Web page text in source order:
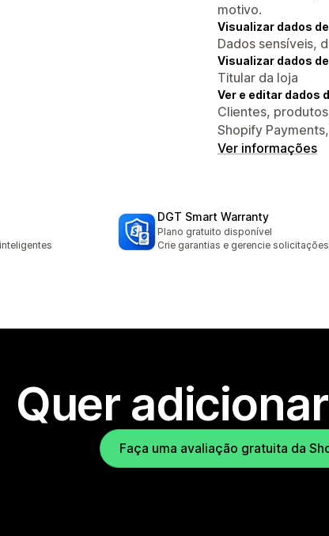
motivo.
Visualizar dados
Dados sensíveis,
Visualizar dados
Titular da loja
Ver e editar dados
Clientes,
Shopify
Ver informações
DGT Smart Warranty
Plano gratuito disponível
Crie garantias e gerencie
Quer
Faça uma avaliação gratuita da